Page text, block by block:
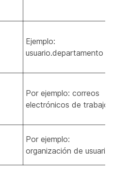
Ejemplo:
usuario.departamento
Por ejemplo: correos
electrónicos de trabajo
Por ejemplo:
organización de